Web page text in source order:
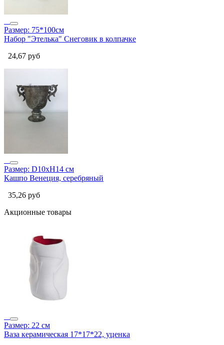
Размер: 75*100см
Набор "Этелька" Снеговик в колпачке
24,67 руб
Размер: D10xH14 см
Кашпо Венеция, серебряный
35,26 руб
Акционные товары
Размер: 22 см
Ваза керамическая 17*17*22, уценка